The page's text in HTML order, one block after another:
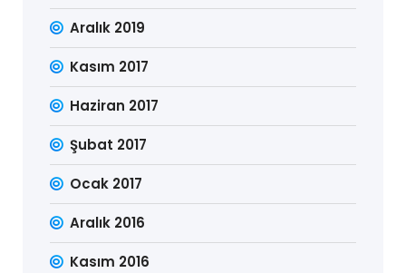
Aralık 2019
Kasım 2017
Haziran 2017
Şubat 2017
Ocak 2017
Aralık 2016
Kasım 2016